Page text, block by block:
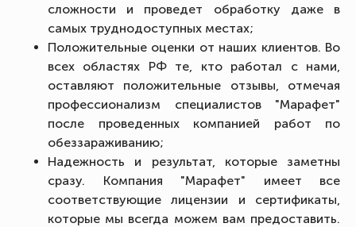
сложности и проведет обработку даже в
самых труднодоступных местах;
Положительные оценки от наших клиентов. Во
всех областях РФ те, кто работал с нами,
оставляют положительные отзывы, отмечая
профессионализм специалистов "Марафет"
после проведенных компанией работ по
обеззараживанию;
Надежность и результат, которые заметны
сразу. Компания "Марафет" имеет все
соответствующие лицензии и сертификаты,
которые мы всегда можем вам предоставить.